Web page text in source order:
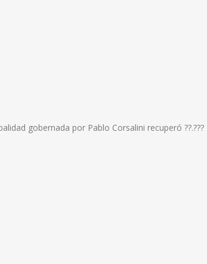
gobernada por Pablo Corsalini recuperó ??.???